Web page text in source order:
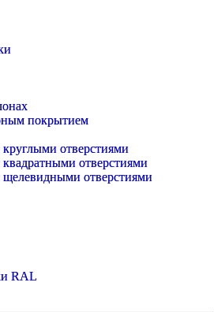
покрытием
отверстиями
отверстиями
отверстиями
RAL